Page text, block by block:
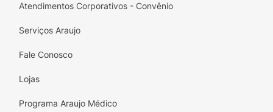
Atendimentos Corporativos - Convênio
Serviços Araujo
Fale Conosco
Lojas
Programa Araujo Médico